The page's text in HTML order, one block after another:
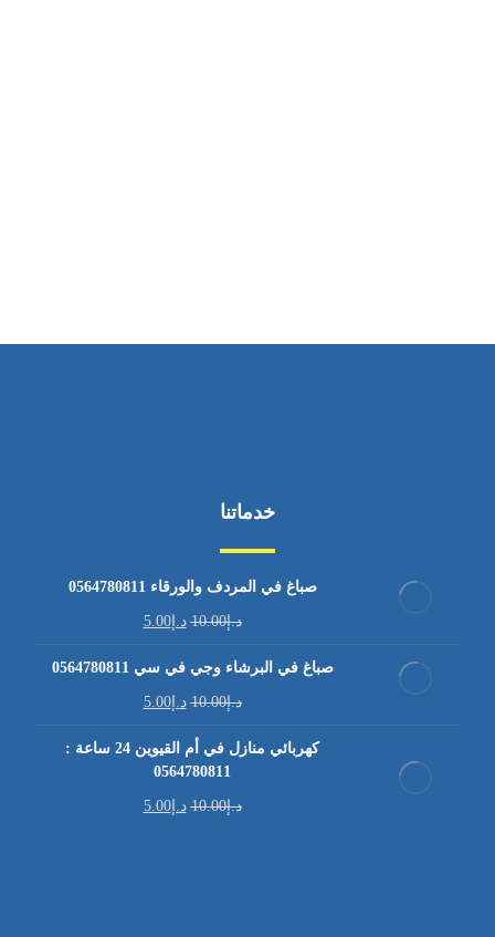
خدماتنا
صباغ في المردف والورقاء 0564780811
د.إ10.00 د.إ5.00
صباغ في البرشاء وجي في سي 0564780811
د.إ10.00 د.إ5.00
كهربائي منازل في أم القيوين 24 ساعة :
0564780811
د.إ10.00 د.إ5.00